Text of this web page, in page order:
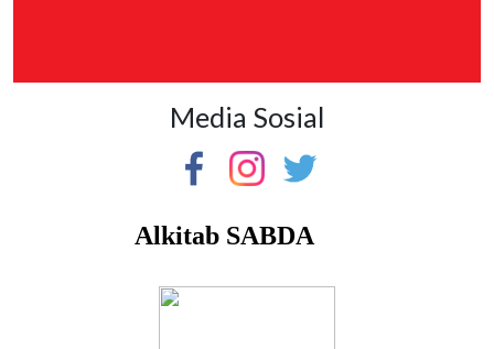
Media Sosial